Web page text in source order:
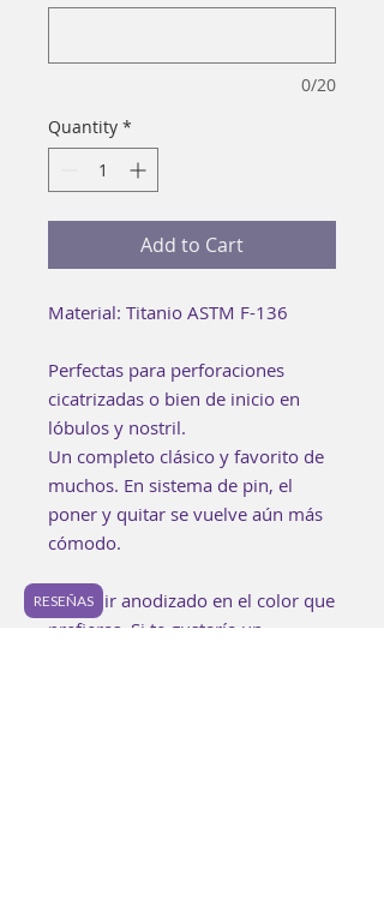
0/20
Quantity *
Add to Cart
Material: Titanio ASTM F-136
Perfectas para perforaciones
cicatrizadas o bien de inicio en
lóbulos y nostril.
Un completo clásico y favorito de
muchos. En sistema de pin, el
poner y quitar se vuelve aún más
cómodo.
Puede ir anodizado en el color que
prefieras. Si te gustaría un
RESEÑAS